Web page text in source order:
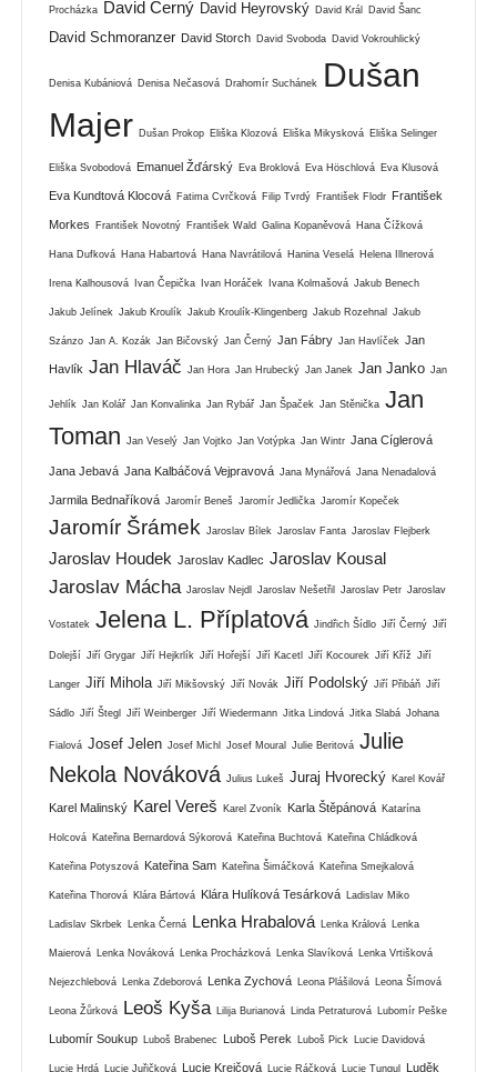
Procházka David Černý David Heyrovský David Král David Šanc
David Schmoranzer David Storch David Svoboda David Vokrouhlický
Denisa Kubániová Denisa Nečasová Drahomír Suchánek
Dušan
Majer Dušan Prokop Eliška Klozová Eliška Mikysková Eliška Selinger
Eliška Svobodová Emanuel Žďárský Eva Broklová Eva Höschlová Eva Klusová
Eva Kundtová Klocová Fatima Cvrčková Filip Tvrdý František Flodr František
Morkes František Novotný František Wald Galina Kopaněvová Hana Čížková
Hana Dufková Hana Habartová Hana Navrátilová Hanina Veselá Helena Illnerová
Irena Kalhousová Ivan Čepička Ivan Horáček Ivana Kolmašová Jakub Benech
Jakub Jelínek Jakub Kroulík Jakub Kroulík-Klingenberg Jakub Rozehnal Jakub
Szánzo Jan A. Kozák Jan Bičovský Jan Černý Jan Fábry Jan Havlíček Jan
Havlík Jan Hlaváč Jan Hora Jan Hrubecký Jan Janek Jan Janko Jan
Jehlík Jan Kolář Jan Konvalinka Jan Rybář Jan Špaček Jan Stěnička Jan
Toman
Jan Veselý Jan Vojtko Jan Votýpka Jan Wintr Jana Cíglerová
Jana Jebavá Jana Kalbáčová Vejpravová Jana Mynářová Jana Nenadalová
Jarmila Bednaříková Jaromír Beneš Jaromír Jedlička Jaromír Kopeček
Jaromír Šrámek Jaroslav Bílek Jaroslav Fanta Jaroslav Flejberk
Jaroslav Houdek Jaroslav Kadlec Jaroslav Kousal
Jaroslav Mácha Jaroslav Nejdl Jaroslav Nešetřil Jaroslav Petr Jaroslav
Vostatek Jelena L. Příplatová Jindřich Šídlo Jiří Černý Jiří
Dolejší Jiří Grygar Jiří Hejkrlík Jiří Hořejší Jiří Kacetl Jiří Kocourek Jiří Kříž Jiří
Langer Jiří Mihola Jiří Mikšovský Jiří Novák Jiří Podolský Jiří Přibáň Jiří
Sádlo Jiří Štegl Jiří Weinberger Jiří Wiedermann Jitka Lindová Jitka Slabá Johana
Fialová Josef Jelen Josef Michl Josef Moural Julie Beritová Julie
Nekola Nováková Julius Lukeš Juraj Hvorecký Karel Kovář
Karel Malinský Karel Vereš Karel Zvoník Karla Štěpánová Katarína
Holcová Kateřina Bernardová Sýkorová Kateřina Buchtová Kateřina Chládková
Kateřina Potyszová Kateřina Sam Kateřina Šimáčková Kateřina Smejkalová
Kateřina Thorová Klára Bártová Klára Hulíková Tesárková Ladislav Miko
Ladislav Skrbek Lenka Černá Lenka Hrabalová Lenka Králová Lenka
Maierová Lenka Nováková Lenka Procházková Lenka Slavíková Lenka Vrtišková
Nejezchlebová Lenka Zdeborová Lenka Zychová Leona Plášilová Leona Šímová
Leona Žůrková Leoš Kyša Lilija Burianová Linda Petraturová Lubomír Peške
Lubomír Soukup Luboš Brabenec Luboš Perek Luboš Pick Lucie Davidová
Lucie Hrdá Lucie Juřičková Lucie Krejčová Lucie Ráčková Lucie Tungul Luděk